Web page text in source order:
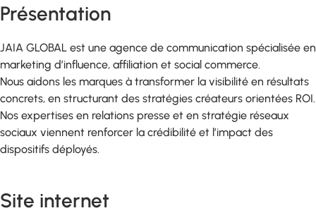
Présentation
JAIA GLOBAL est une agence de communication spécialisée en
marketing d’influence, affiliation et social commerce.
Nous aidons les marques à transformer la visibilité en résultats
concrets, en structurant des stratégies créateurs orientées ROI.
Nos expertises en relations presse et en stratégie réseaux
sociaux viennent renforcer la crédibilité et l’impact des
dispositifs déployés.
Site internet